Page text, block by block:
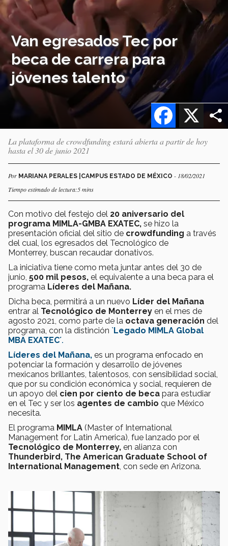
Van egresados Tec por
beca de carrera para
jóvenes talento
X
Facebook
La plataforma de crowdfunding estará abierta a partir de hoy
hasta el 30 de junio 2021
Por MARIANA PERALES |CAMPUS ESTADO DE MÉXICO - 18/02/2021
Tiempo estimado de lectura:5 mins
Con motivo del festejo del 20 aniversario del
programa MIMLA-GMBA EXATEC, se hizo la
presentación oficial del sitio de crowdfunding a través
del cual, los egresados del Tecnológico de
Monterrey, buscan recaudar donativos.
La iniciativa tiene como meta juntar antes del 30 de
junio, 500 mil pesos, el equivalente a una beca para el
programa Líderes del Mañana.
Dicha beca, permitirá a un nuevo Líder del Mañana
entrar al Tecnológico de Monterrey en el mes de
agosto 2021, como parte de la octava generación del
programa, con la distinción `Legado MIMLA Global
MBA EXATEC´.
Líderes del Mañana, es un programa enfocado en
potenciar la formación y desarrollo de jóvenes
mexicanos brillantes, talentosos, con sensibilidad social,
que por su condición económica y social, requieren de
un apoyo del cien por ciento de beca para estudiar
en el Tec y ser los agentes de cambio que México
necesita.
El programa MIMLA (Master of International
Management for Latin America), fue lanzado por el
Tecnológico de Monterrey, en alianza con
Thunderbird, The American Graduate School of
International Management , con sede en Arizona.